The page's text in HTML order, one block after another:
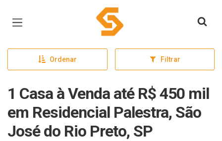
Página inicial
Ordenar Filtrar
1 Casa à Venda até R$ 450 mil
em Residencial Palestra, São
José do Rio Preto, SP